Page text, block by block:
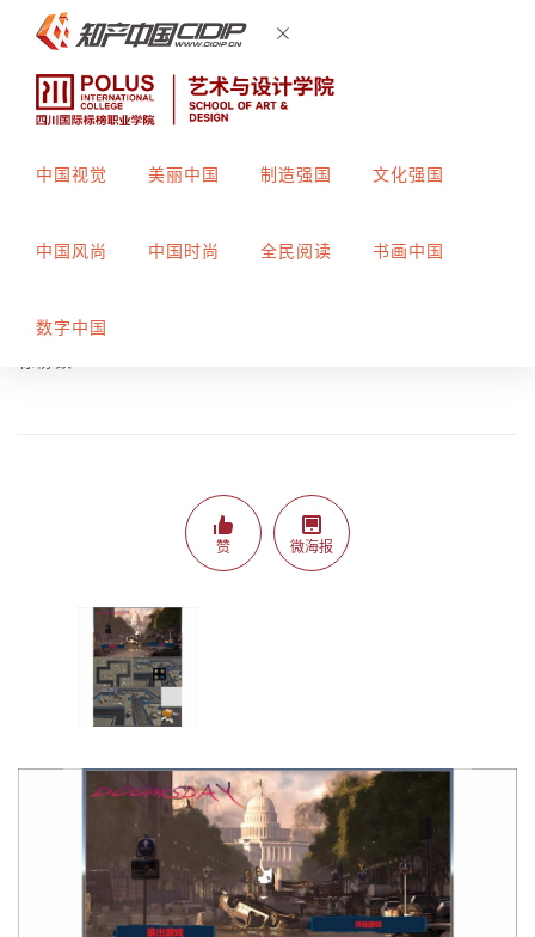
中国视觉 美丽中国 制造强国 文化强国
中国风尚 中国时尚 全民阅读 书画中国
数字中国
指导教师：
赞 微海报